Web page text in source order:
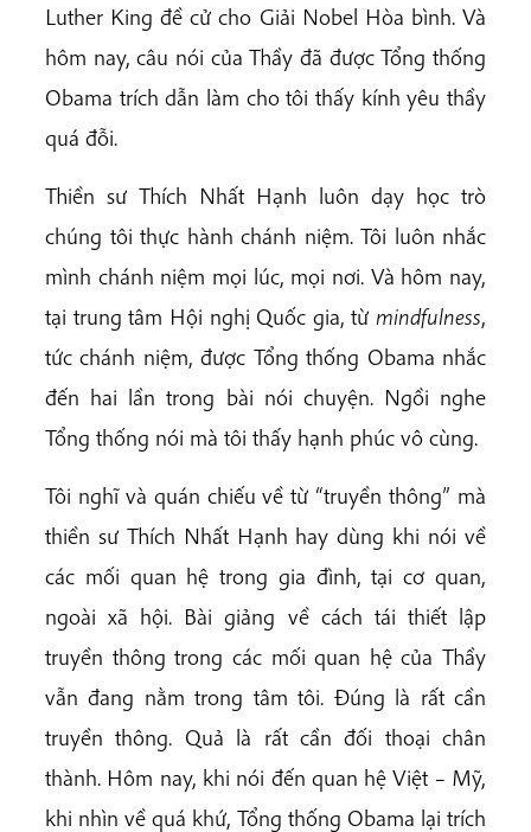
Luther King đề cử cho Giải Nobel Hòa bình. Và
hôm nay, câu nói của Thầy đã được Tổng thống
Obama trích dẫn làm cho tôi thấy kính yêu thầy
quá đỗi.
Thiền sư Thích Nhất Hạnh luôn dạy học trò
chúng tôi thực hành chánh niệm. Tôi luôn nhắc
mình chánh niệm mọi lúc, mọi nơi. Và hôm nay,
tại trung tâm Hội nghị Quốc gia, từ mindfulness,
tức chánh niệm, được Tổng thống Obama nhắc
đến hai lần trong bài nói chuyện. Ngồi nghe
Tổng thống nói mà tôi thấy hạnh phúc vô cùng.
Tôi nghĩ và quán chiếu về từ “truyền thông” mà
thiền sư Thích Nhất Hạnh hay dùng khi nói về
các mối quan hệ trong gia đình, tại cơ quan,
ngoài xã hội. Bài giảng về cách tái thiết lập
truyền thông trong các mối quan hệ của Thầy
vẫn đang nằm trong tâm tôi. Đúng là rất cần
truyền thông. Quả là rất cần đối thoại chân
thành. Hôm nay, khi nói đến quan hệ Việt – Mỹ,
khi nhìn về quá khứ, Tổng thống Obama lại trích